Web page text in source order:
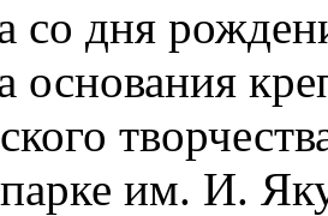
со дня
основания
им. И.